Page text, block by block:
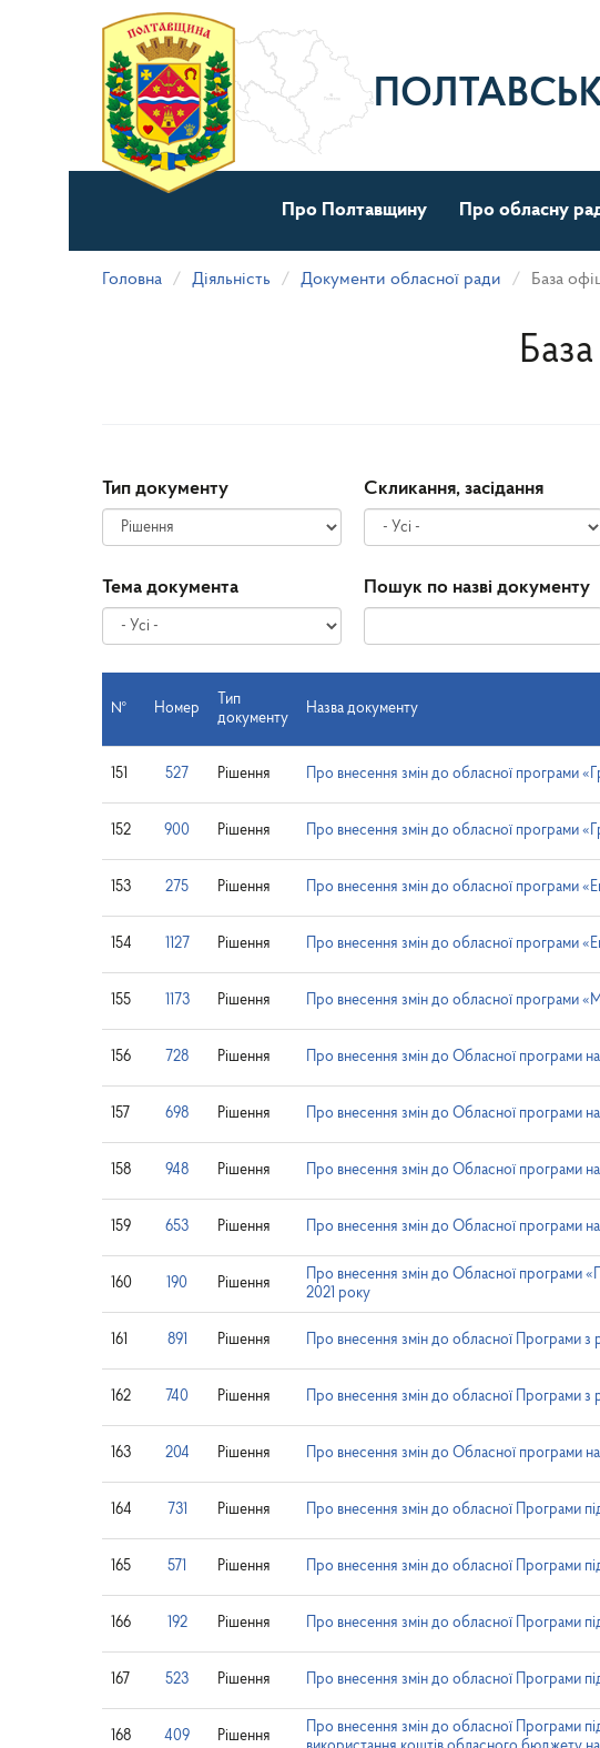
матеріалу
Про Полтавщину Про обласну
Головна Діяльність Документи обласної ради База
Тип документу Скликання, засідання
Тема документа Пошук по назві документу
№ Номер
Тип
документу
Назва документу
151 527 Рішення Про внесення змін до обласної програми
152 900 Рішення Про внесення змін до обласної програми
153 275 Рішення Про внесення змін до обласної програми
154 1127 Рішення Про внесення змін до обласної програми
155 1173 Рішення Про внесення змін до обласної програми
156 728 Рішення Про внесення змін до Обласної програми
157 698 Рішення Про внесення змін до Обласної програми
158 948 Рішення Про внесення змін до Обласної програми
159 653 Рішення Про внесення змін до Обласної програми
160 190 Рішення
Про внесення змін до Обласної програми
2021 року
161 891 Рішення Про внесення змін до обласної Програми з
162 740 Рішення Про внесення змін до обласної Програми з
163 204 Рішення Про внесення змін до Обласної програми
164 731 Рішення Про внесення змін до обласної Програми
165 571 Рішення Про внесення змін до обласної Програми
166 192 Рішення Про внесення змін до обласної Програми
167 523 Рішення Про внесення змін до обласної Програми
168 409 Рішення
Про внесення змін до обласної Програми